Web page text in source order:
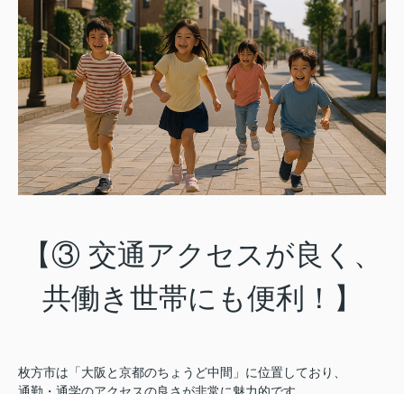
【③ 交通アクセスが良く、
共働き世帯にも便利！】
枚方市は「大阪と京都のちょうど中間」に位置しており、